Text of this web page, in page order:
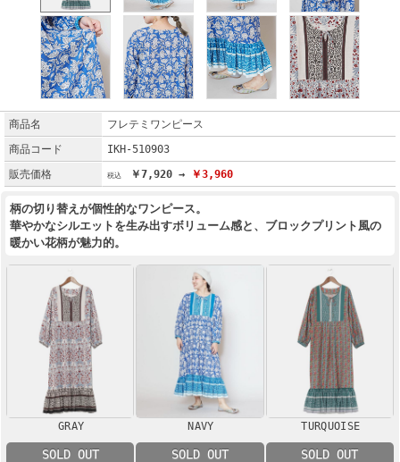
商品名
フレテミワンピース
商品コード
IKH-510903
販売価格
￥7,920 → ￥3,960
柄の切り替えが個性的なワンピース。
華やかなシルエットを生み出すボリューム感と、ブロックプリント風の
暖かい花柄が魅力的。
GRAY
SOLD OUT
NAVY
SOLD OUT
TURQUOISE
SOLD OUT